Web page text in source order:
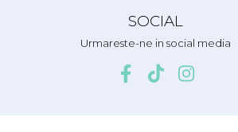
SOCIAL
Urmareste-ne in social media